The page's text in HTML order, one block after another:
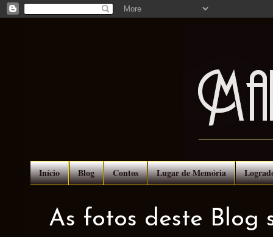
Início Blog Contos Lugar de Memória
As fotos deste Blog